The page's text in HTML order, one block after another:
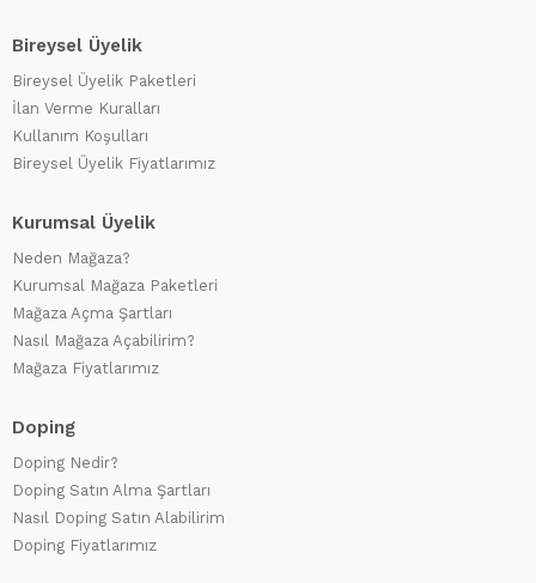
Bireysel Üyelik
Bireysel Üyelik Paketleri
İlan Verme Kuralları
Kullanım Koşulları
Bireysel Üyelik Fiyatlarımız
Kurumsal Üyelik
Neden Mağaza?
Kurumsal Mağaza Paketleri
Mağaza Açma Şartları
Nasıl Mağaza Açabilirim?
Mağaza Fiyatlarımız
Doping
Doping Nedir?
Doping Satın Alma Şartları
Nasıl Doping Satın Alabilirim
Doping Fiyatlarımız